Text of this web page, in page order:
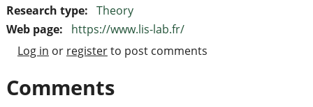
Research type: Theory
Web page:
https://www.lis-lab.fr/
Log in or registerto post comments
Comments